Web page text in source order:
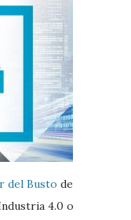
del Busto de
4.0 o